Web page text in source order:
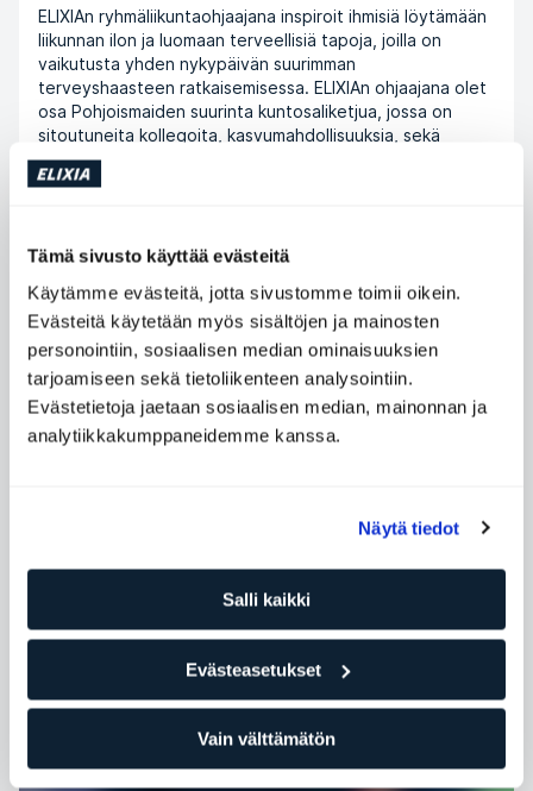
Tämä sivusto käyttää evästeitä
Käytämme evästeitä, jotta sivustomme toimii oikein.
Evästeitä käytetään myös sisältöjen ja mainosten
personointiin, sosiaalisen median ominaisuuksien
tarjoamiseen sekä tietoliikenteen analysointiin.
Evästetietoja jaetaan sosiaalisen median, mainonnan ja
analytiikkakumppaneidemme kanssa.
Näytä tiedot
Salli kaikki
Evästeasetukset
Vain välttämätön
ELIXIAn ryhmäliikuntaohjaajana inspiroit ihmisiä löytämään
liikunnan ilon ja luomaan terveellisiä tapoja, joilla on
vaikutusta yhden nykypäivän suurimman
terveyshaasteen ratkaisemisessa. ELIXIAn ohjaajana olet
osa Pohjoismaiden suurinta kuntosaliketjua, jossa on
sitoutuneita kollegoita, kasvumahdollisuuksia, sekä
ainutlaatuinen yhteisöllisyys.